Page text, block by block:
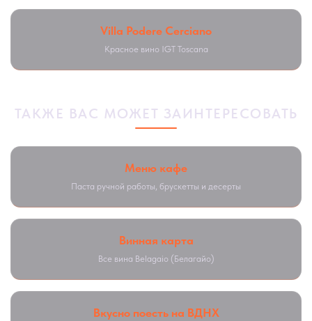
Villa Podere Cerciano
Красное вино IGT Toscana
ТАКЖЕ ВАС МОЖЕТ ЗАИНТЕРЕСОВАТЬ
Меню кафе
Паста ручной работы, брускетты и десерты
Винная карта
Все вина Belagaio (Белагайо)
Вкусно поесть на ВДНХ